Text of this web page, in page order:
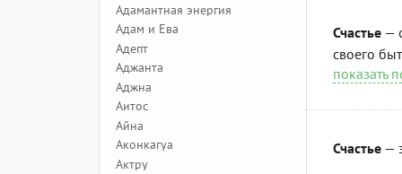
Адамантная энергия
Адам и Ева
Адепт
Аджанта
Аджна
Аитос
Айна
Аконкагуа
Актру
Счастье —
своего
показать
Счастье —